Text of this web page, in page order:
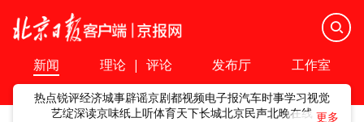
新闻 理论 | 评论 发布厅 工作室
热点锐评经济城事辟谣京剧都视频电子报汽车时事学习视觉
艺绽深读京味纸上听体育天下长城北京民声北晚在线